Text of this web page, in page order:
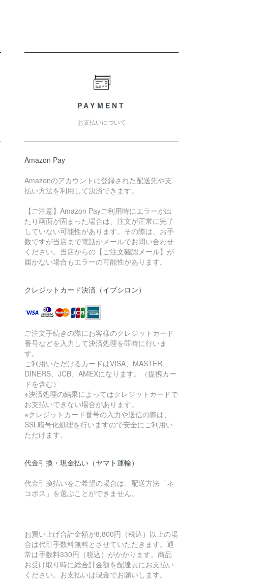
PAYMENT
お支払いについて
Amazon Pay
Amazonのアカウントに登録された配送先や支
払い方法を利用して決済できます。
【ご注意】Amazon Payご利用時にエラーが出
たり画面が固まった場合は、注文が正常に完了
していない可能性があります。その際は、お手
数ですが当店まで電話かメールでお問い合わせ
ください。当店からの【ご注文確認メール】が
届かない場合もエラーの可能性があります。
クレジットカード決済（イプシロン）
ご注文手続きの際にお客様のクレジットカード
番号などを入力して決済処理を即時に行いま
す。
ご利用いただけるカードはVISA、MASTER、
DINERS、JCB、AMEXになります。（提携カー
ドを含む）
※決済処理の結果によってはクレジットカードで
お支払いできない場合があります。
※クレジットカード番号の入力や送信の際は、
SSL暗号化処理を行いますので安全にご利用い
ただけます。
代金引換・現金払い（ヤマト運輸）
代金引換払いをご希望の場合は、配送方法「ネ
コポス」を選ぶことができません。
お買い上げ合計金額が8,800円（税込）以上の場
合は代引手数料無料とさせていただきます。通
常は手数料330円（税込）がかかります。商品
お受け取り時に総合計金額を配達員にお支払い
ください。お支払いは現金でお願いします。